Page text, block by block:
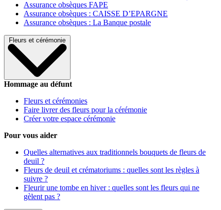
Assurance obsèques FAPE
Assurance obsèques : CAISSE D’EPARGNE
Assurance obsèques : La Banque postale
Fleurs et cérémonie
Hommage au défunt
Fleurs et cérémonies
Faire livrer des fleurs pour la cérémonie
Créer votre espace cérémonie
Pour vous aider
Quelles alternatives aux traditionnels bouquets de fleurs de
deuil ?
Fleurs de deuil et crématoriums : quelles sont les règles à
suivre ?
Fleurir une tombe en hiver : quelles sont les fleurs qui ne
gèlent pas ?